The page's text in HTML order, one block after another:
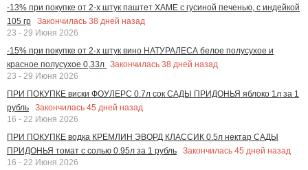
-13% при покупке от 2-х штук паштет ХАМЕ с гусиной печенью, с индейкой
105 гр
Закончилась 38 дней назад
23 - 29 Июня 2026
-15% при покупке от 2-х штук вино НАТУРАЛЕСА белое полусухое и
красное полусухое 0,33л Закончилась 38 дней назад
23 - 29 Июня 2026
ПРИ ПОКУПКЕ виски ФОУЛЕРС 0.7л сок САДЫ ПРИДОНЬЯ яблоко 1л за 1
рубль
Закончилась 45 дней назад
16 - 22 Июня 2026
ПРИ ПОКУПКЕ водка КРЕМЛИН ЭВОРД КЛАССИК 0.5л нектар САДЫ
ПРИДОНЬЯ томат с солью 0.95л за 1 рубль
Закончилась 45 дней назад
16 - 22 Июня 2026